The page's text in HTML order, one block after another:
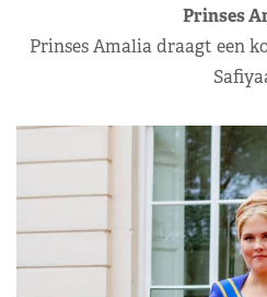
Prinses
Prinses Amalia draagt een